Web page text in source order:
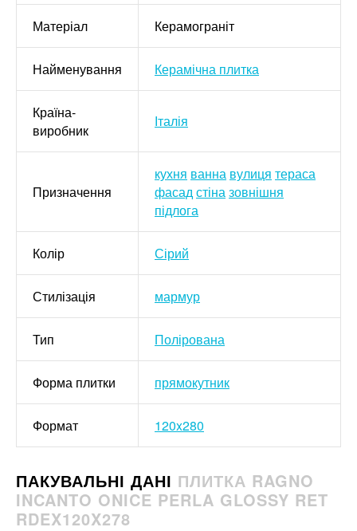
Матеріал Керамограніт
Найменування Керамічна плитка
Країна-
виробник
Італія
Призначення
кухня ванна вулиця тераса
фасадстіназовнішня
підлога
Колір Сірий
Стилізація мармур
Тип Полірована
Форма плитки прямокутник
Формат 120x280
ПАКУВАЛЬНІ ДАНІ ПЛИТКА RAGNO
INCANTO ONICE PERLA GLOSSY RET
RDEX120X278